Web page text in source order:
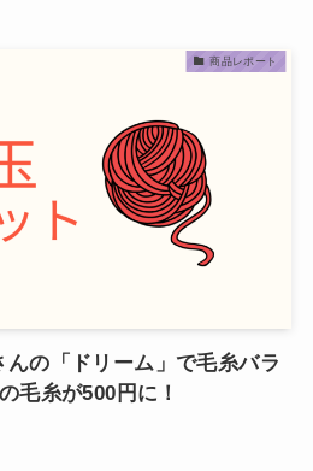
商品レポート
んの「ドリーム」で毛糸バラ
毛糸が500円に！